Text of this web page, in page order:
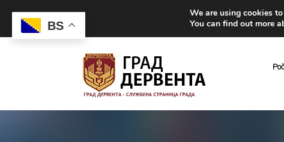
BS
We are using cookies
You can find out more